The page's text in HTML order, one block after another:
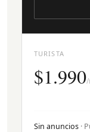
TURISTA
$1.990/
Sin anuncios ·